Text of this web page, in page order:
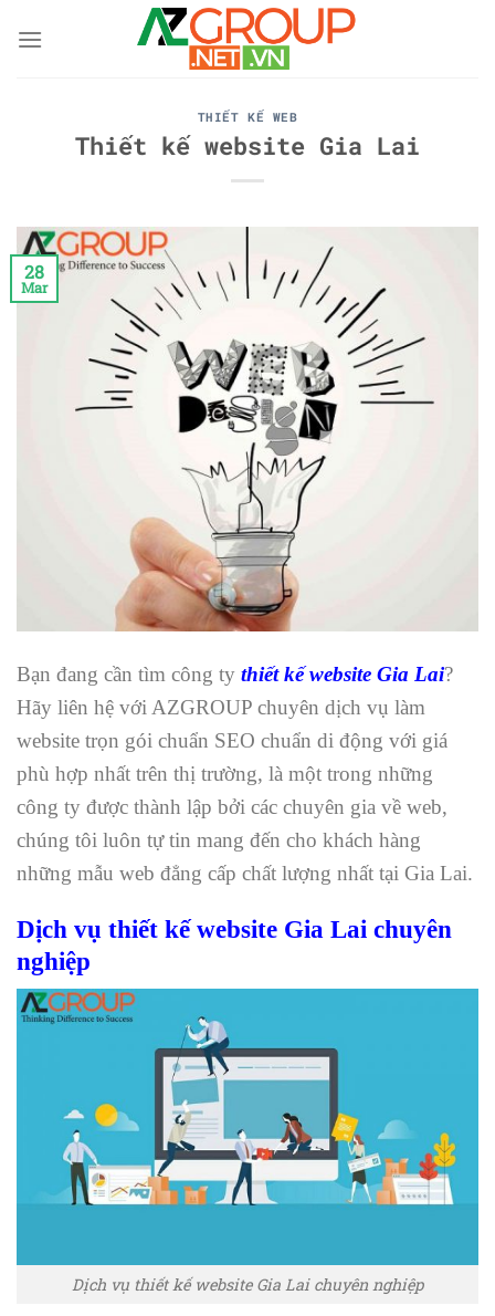
THIẾT KẾ WEB
Thiết kế website Gia Lai
28
Mar
Bạn đang cần tìm công ty thiết kế website Gia Lai?
Hãy liên hệ với AZGROUP chuyên dịch vụ làm
website trọn gói chuẩn SEO chuẩn di động với giá
phù hợp nhất trên thị trường, là một trong những
công ty được thành lập bởi các chuyên gia về web,
chúng tôi luôn tự tin mang đến cho khách hàng
những mẫu web đẳng cấp chất lượng nhất tại Gia Lai.
Dịch vụ thiết kế website Gia Lai chuyên
nghiệp
Dịch vụ thiết kế website Gia Lai chuyên nghiệp